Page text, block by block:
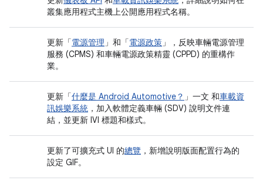
叢集應用程式主機上公開應用程式名稱。
更新「電源管理 」和「電源政策 」，反映車輛電源管理
服務 (CPMS) 和車輛電源政策精靈 (CPPD) 的重構作
業。
更新「什麼是 Android Automotive？ 」一文 和車載資
訊娛樂系統 ，加入軟體定義車輛 (SDV) 說明文件連
結，並更新 IVI 標題和樣式。
更新了可擴充式 UI 的總覽 ，新增說明版面配置行為的
設定 GIF。